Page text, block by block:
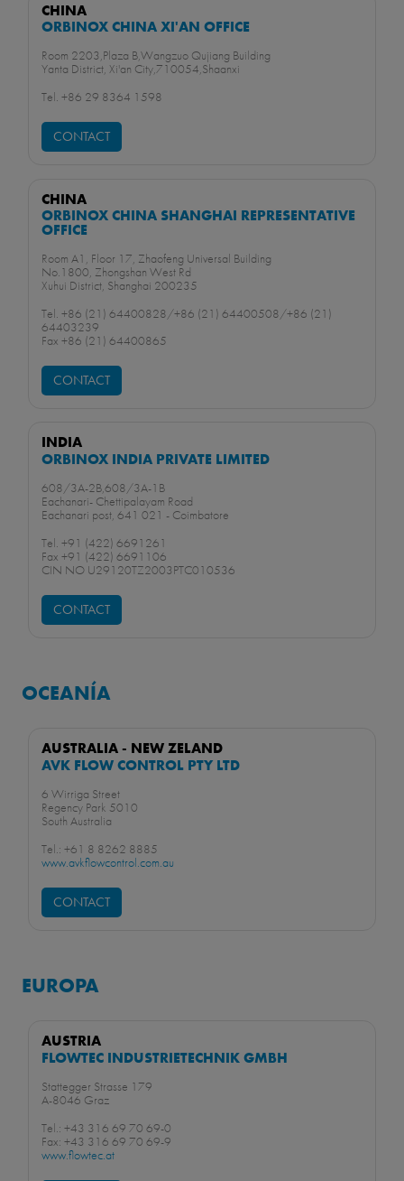
CHINA
ORBINOX CHINA XI'AN OFFICE
Room 2203,Plaza B,Wangzuo Qujiang Building
Yanta District, Xi'an City,710054,Shaanxi
Tel. +86 29 8364 1598
CONTACT
CHINA
ORBINOX CHINA SHANGHAI REPRESENTATIVE
OFFICE
Room A1, Floor 17, Zhaofeng Universal Building
No.1800, Zhongshan West Rd
Xuhui District, Shanghai 200235
Tel. +86 (21) 64400828/+86 (21) 64400508/+86 (21)
64403239
Fax +86 (21) 64400865
CONTACT
INDIA
ORBINOX INDIA PRIVATE LIMITED
608/3A-2B,608/3A-1B
Eachanari- Chettipalayam Road
Eachanari post, 641 021 - Coimbatore
Tel. +91 (422) 6691261
Fax +91 (422) 6691106
CIN NO U29120TZ2003PTC010536
CONTACT
OCEANÍA
AUSTRALIA - NEW ZELAND
AVK FLOW CONTROL PTY LTD
6 Wirriga Street
Regency Park 5010
South Australia
Tel.: +61 8 8262 8885
www.avkflowcontrol.com.au
CONTACT
EUROPA
AUSTRIA
FLOWTEC INDUSTRIETECHNIK GMBH
Stattegger Strasse 179
A-8046 Graz
Tel.: +43 316 69 70 69-0
Fax: +43 316 69 70 69-9
www.flowtec.at